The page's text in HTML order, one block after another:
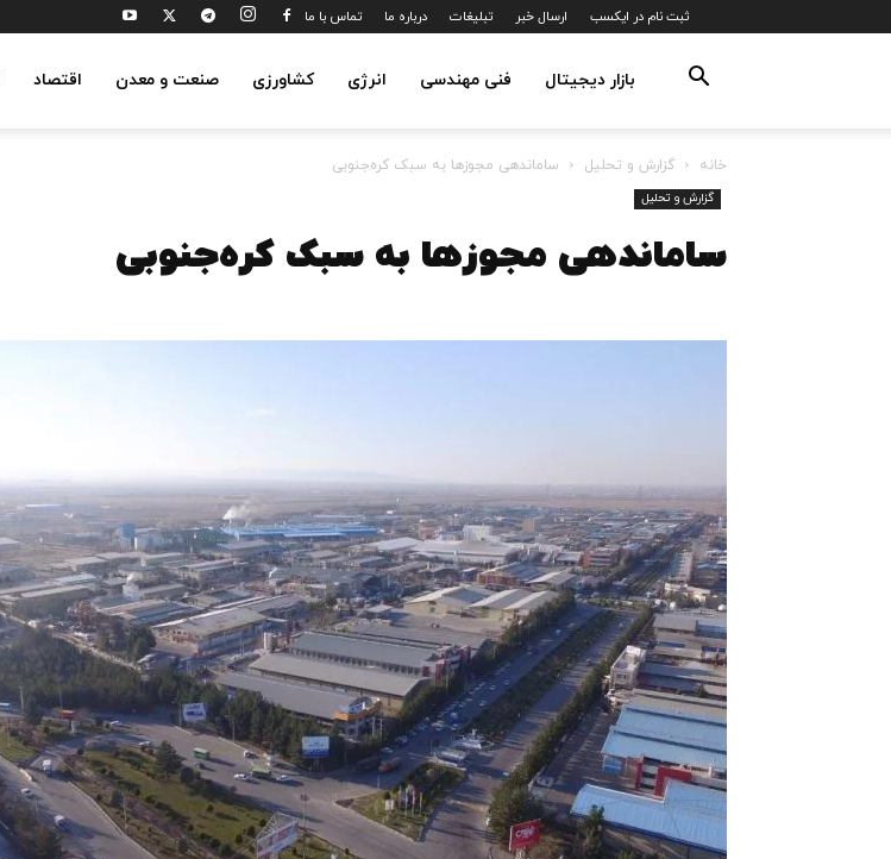
ثبت نام در ایکسب ارسال خبر تبلیغات درباره ما تماس با ما
اقتصاد صنعت و معدن کشاورزی انرژی فنی مهندسی بازار دیجیتال
خانه گزارش و تحلیل ساماندهی مجوزها به سبک کره‌جنوبی
گزارش و تحلیل
ساماندهی مجوزها به سبک کره‌جنوبی